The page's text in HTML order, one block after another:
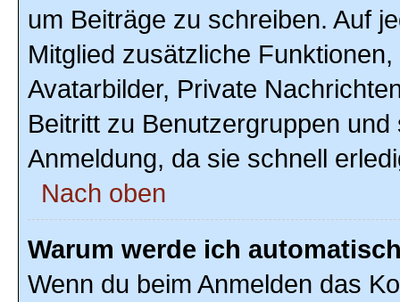
um Beiträge zu schreiben. Auf
Mitglied zusätzliche
Avatarbilder, Private
Beitritt zu Benutzergruppen
Anmeldung, da sie schnell
Nach oben
Warum werde ich
Wenn du beim Anmelden das